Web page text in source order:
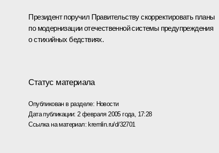
Президент поручил Правительству скорректировать планы
по модернизации отечественной системы предупреждения
о стихийных бедствиях.
Статус материала
Опубликован в разделе: Новости
Дата публикации: 2 февраля 2005 года, 17:28
Ссылка на материал:kremlin.ru/d/32701